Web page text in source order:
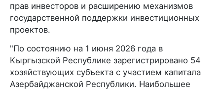
прав инвесторов и расширению механизмов
государственной поддержки инвестиционных
проектов.
"По состоянию на 1 июня 2026 года в
Кыргызской Республике зарегистрировано 54
хозяйствующих субъекта с участием капитала
Азербайджанской Республики. Наибольшее